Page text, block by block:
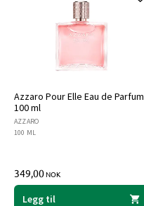
Azzaro Pour Elle Eau de Parfum
100 ml
AZZARO
100 ML
349,00NOK
Legg til